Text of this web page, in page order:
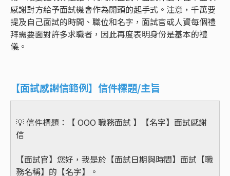
感謝對方給予面試機會作為開頭的起手式。注意，千萬要
提及自己面試的時間、職位和名字，面試官或人資每個禮
拜需要面對許多求職者，因此再度表明身份是基本的禮
儀。
【面試感謝信範例】信件標題/主旨
💡 信件標題：【 OOO 職務面試 】【名字】面試感謝
信
【面試官】您好，我是於【面試日期與時間】面試【職
務名稱】的【名字】。